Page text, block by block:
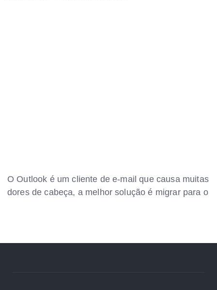
O Outlook é um cliente de e-mail que causa muitas
dores de cabeça, a melhor solução é migrar para o